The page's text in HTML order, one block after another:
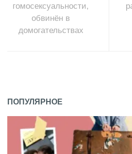
гомосексуальности,
обвинён в
домогательствах
ПОПУЛЯРНОЕ